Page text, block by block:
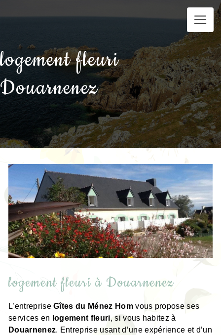
logement fleuri
Douarnenez
logement fleuri à Douarnenez
L’entrepriseGîtes du Ménez Homvous propose ses
services en logement fleuri, si vous habitez à
Douarnenez. Entreprise usant d’une expérience et d’un